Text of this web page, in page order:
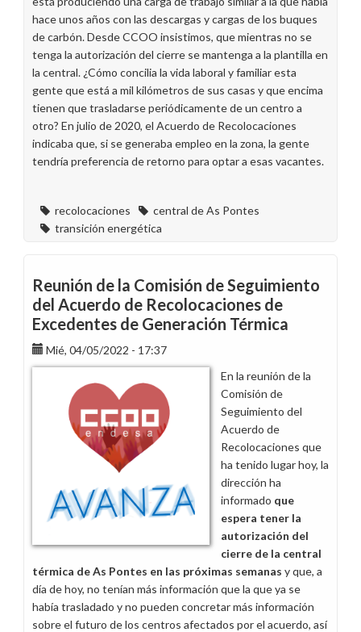
hace unos años con las descargas y cargas de los buques
de carbón. Desde CCOO insistimos, que mientras no se
tenga la autorización del cierre se mantenga a la plantilla en
la central. ¿Cómo concilia la vida laboral y familiar esta
gente que está a mil kilómetros de sus casas y que encima
tienen que trasladarse periódicamente de un centro a
otro? En julio de 2020, el Acuerdo de Recolocaciones
indicaba que, si se generaba empleo en la zona, la gente
tendría preferencia de retorno para optar a esas vacantes.
recolocaciones
central de As Pontes
transición energética
Reunión de la Comisión de Seguimiento
del Acuerdo de Recolocaciones de
Excedentes de Generación Térmica
Mié, 04/05/2022 - 17:37
En la reunión de la
Comisión de
Seguimiento del
Acuerdo de
Recolocaciones que
ha tenido lugar hoy, la
dirección ha
informado que
espera tener la
autorización del
cierre de la central
térmica de As Pontes en las próximas semanas y que, a
día de hoy, no tenían más información que la que ya se
había trasladado y no pueden concretar más información
sobre el futuro de los centros afectados por el acuerdo, así